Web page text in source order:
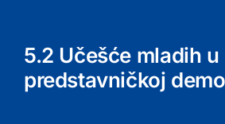
5.2 Učešće mladih u
predstavničkoj